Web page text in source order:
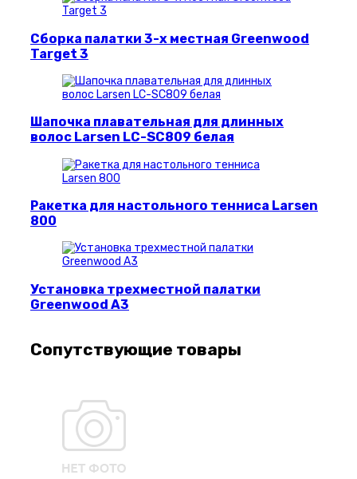
Сборка палатки 3-х местная Greenwood
Target 3
Шапочка плавательная для длинных
волос Larsen LC-SC809 белая
Ракетка для настольного тенниса Larsen
800
Установка трехместной палатки
Greenwood A3
Сопутствующие товары